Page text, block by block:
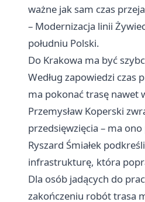
ważne jak sam czas
– Modernizacja linii
południu Polski.
Do Krakowa ma być
Według zapowiedzi czas
ma pokonać trasę nawet
Przemysław Koperski
przedsięwzięcia – ma
Ryszard Śmiałek
infrastrukturę, która
Dla osób jadących do
zakończeniu robót trasa